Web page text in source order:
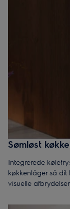
Sømløst
Integrerede
køkkenlåger så dit
visuelle
samspiller i et